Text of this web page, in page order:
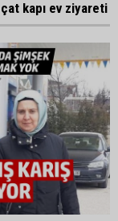
kapı ev ziyareti